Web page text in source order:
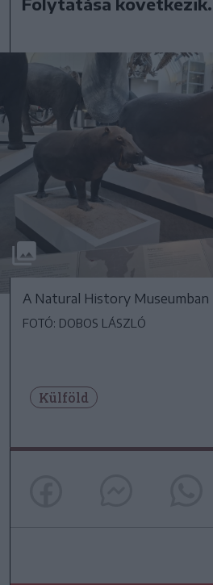
A Natural History Museumban
FOTÓ: DOBOS LÁSZLÓ
Külföld